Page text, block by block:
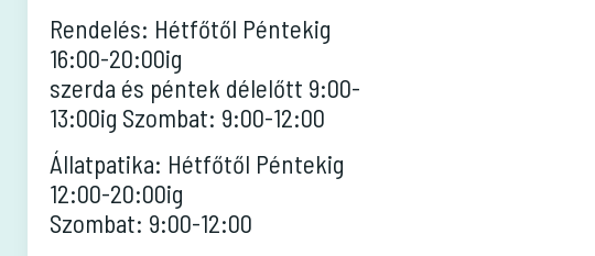
Rendelés: Hétfőtől Péntekig
16:00-20:00ig
szerda és péntek délelőtt 9:00-
13:00ig Szombat: 9:00-12:00
Állatpatika: Hétfőtől Péntekig
12:00-20:00ig
Szombat: 9:00-12:00